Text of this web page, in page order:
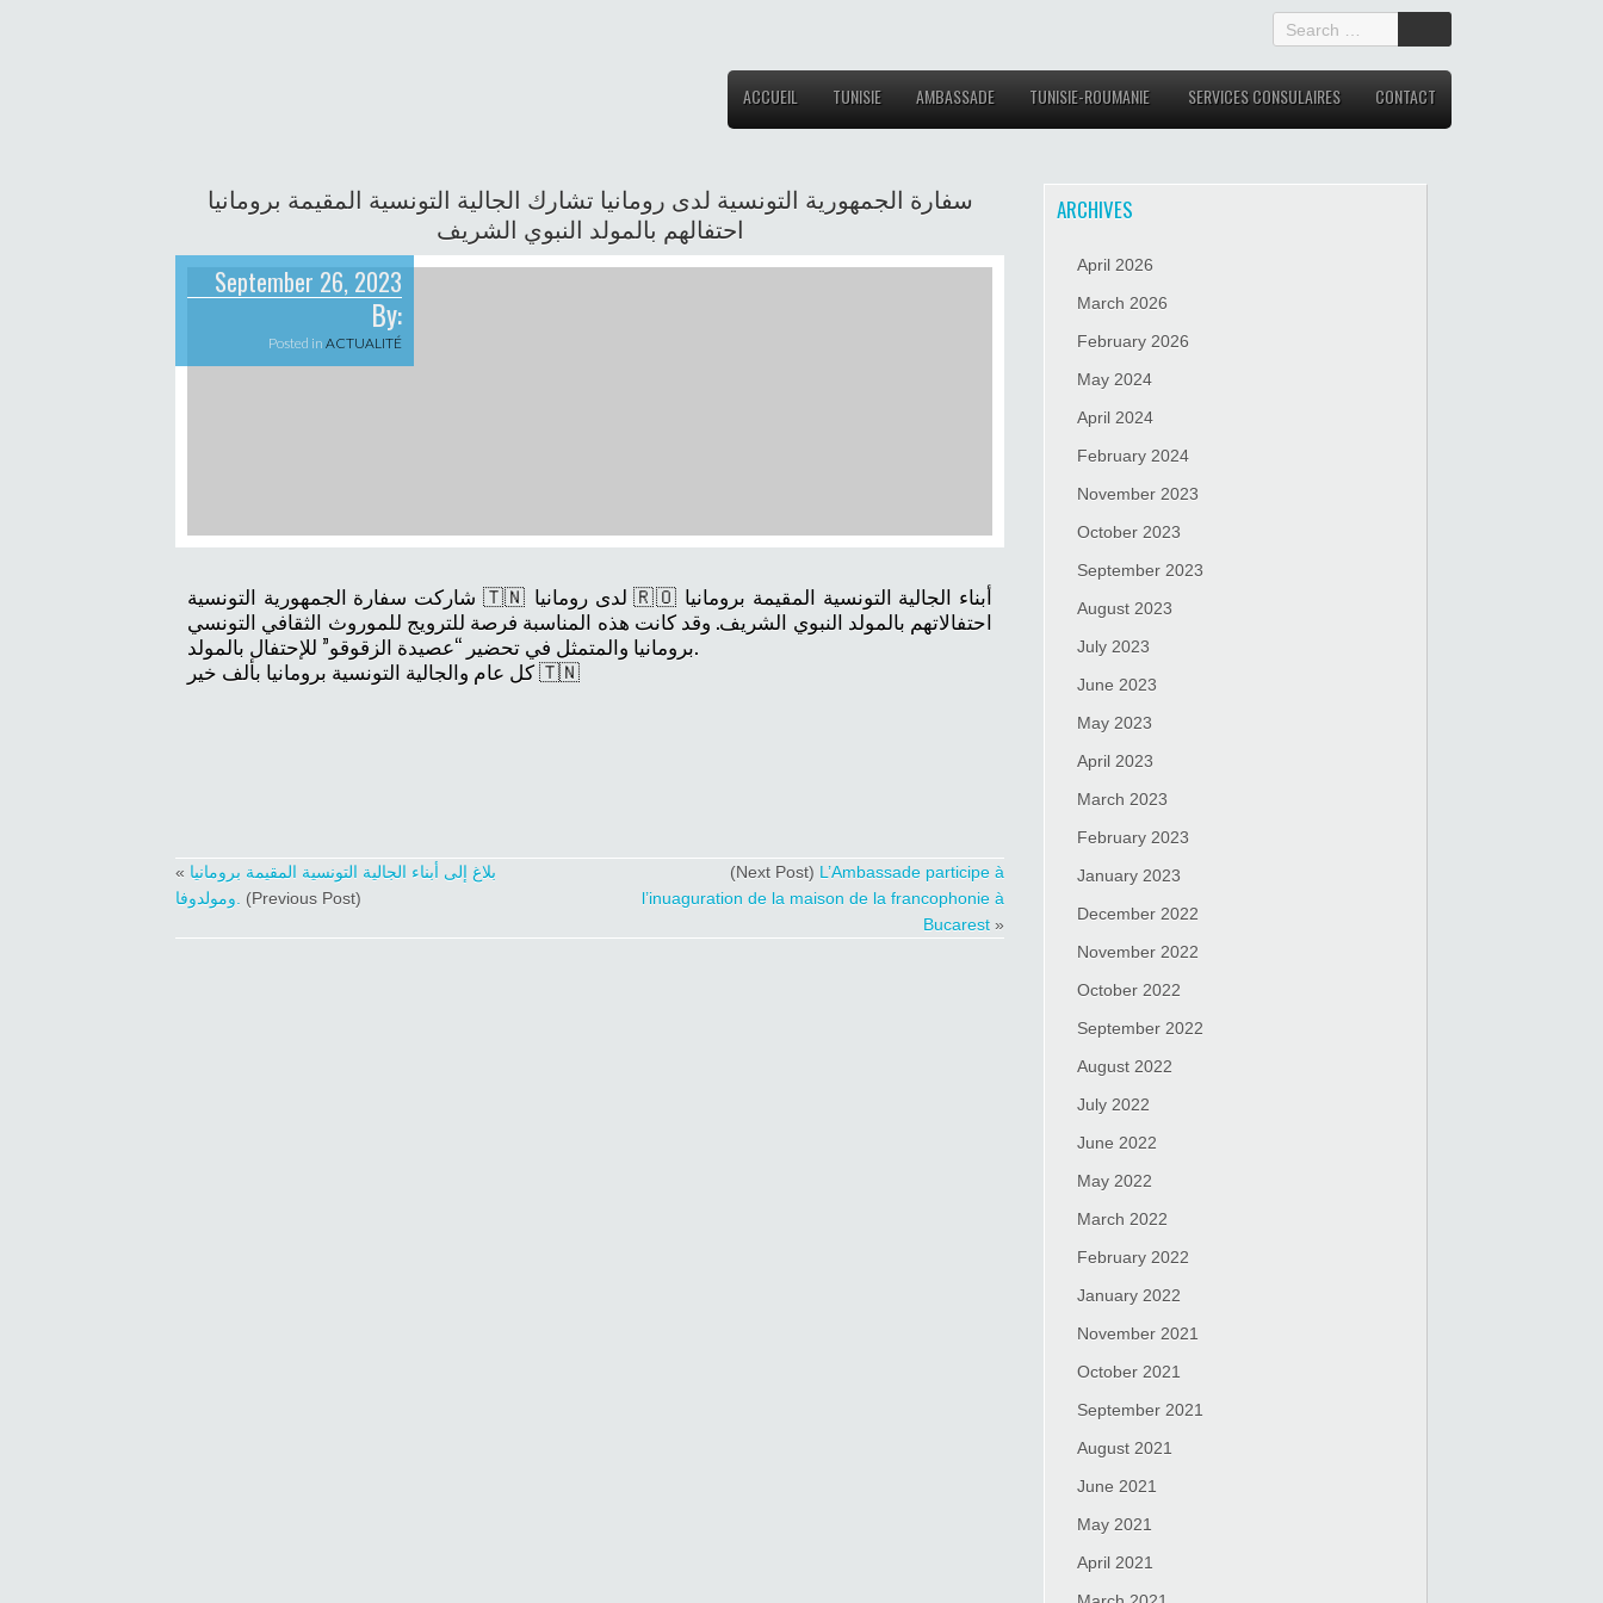
ACCUEIL TUNISIE AMBASSADE TUNISIE-ROUMANIE SERVICES CONSULAIRES CONTACT
سفارة الجمهورية التونسية لدى رومانيا تشارك الجالية التونسية المقيمة برومانيا
احتفالهم بالمولد النبوي الشريف
September 26, 2023
By:
Posted in ACTUALITÉ
شاركت سفارة الجمهورية التونسية 🇹🇳 لدى رومانيا 🇷🇴 أبناء الجالية التونسية المقيمة برومانيا
احتفالاتهم بالمولد النبوي الشريف. وقد كانت هذه المناسبة فرصة للترويج للموروث الثقافي التونسي
برومانيا والمتمثل في تحضير “عصيدة الزقوقو” للإحتفال بالمولد.
كل عام والجالية التونسية برومانيا بألف خير 🇹🇳
« بلاغ إلى أبناء الجالية التونسية المقيمة برومانيا
(Previous Post)
(Next Post) L’Ambassade participe à
l’inuaguration de la maison de la francophonie à
Bucarest »
ARCHIVES
April 2026
March 2026
February 2026
May 2024
April 2024
February 2024
November 2023
October 2023
September 2023
August 2023
July 2023
June 2023
May 2023
April 2023
March 2023
February 2023
January 2023
December 2022
November 2022
October 2022
September 2022
August 2022
July 2022
June 2022
May 2022
March 2022
February 2022
January 2022
November 2021
October 2021
September 2021
August 2021
June 2021
May 2021
April 2021